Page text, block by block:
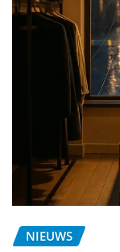
NIEUWS